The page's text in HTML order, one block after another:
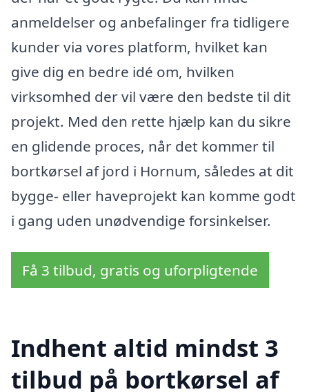
anmeldelser og anbefalinger fra tidligere
kunder via vores platform, hvilket kan
give dig en bedre idé om, hvilken
virksomhed der vil være den bedste til dit
projekt. Med den rette hjælp kan du sikre
en glidende proces, når det kommer til
bortkørsel af jord i Hornum, således at dit
bygge- eller haveprojekt kan komme godt
i gang uden unødvendige forsinkelser.
Få 3 tilbud, gratis og uforpligtende
Indhent altid mindst 3
tilbud på bortkørsel af